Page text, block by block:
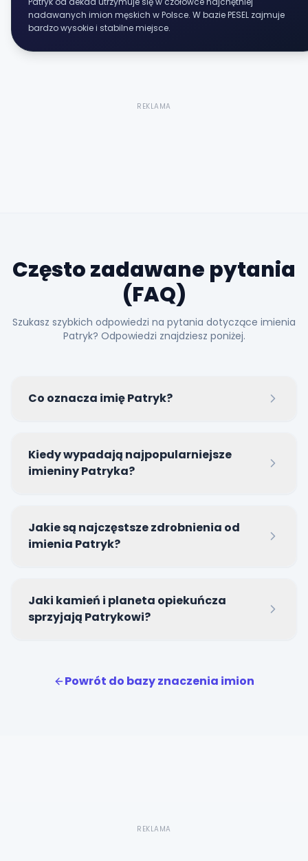
nadawanych imion męskich w Polsce. W bazie PESEL zajmuje
bardzo wysokie i stabilne miejsce.
REKLAMA
Często zadawane pytania
(FAQ)
Szukasz szybkich odpowiedzi na pytania dotyczące imienia
Patryk? Odpowiedzi znajdziesz poniżej.
Co oznacza imię Patryk?
Patricius i oznacza 'szlachetnego' lub 'wolnego,
wysoko urodzonego patrycjusza'.
Kiedy wypadają najpopularniejsze
imieniny Patryka?
Patryka w Polsce i na świecie jest 17 marca, czyli
Dzień Świętego Patryka.
Jakie są najczęstsze zdrobnienia od
imienia Patryk?
należą Patryczek oraz Patryś.
Jaki kamień i planeta opiekuńcza
sprzyjają Patrykowi?
jego opiekuńczą planetą jest Mars, przynoszący
Powrót do bazy znaczenia imion
REKLAMA